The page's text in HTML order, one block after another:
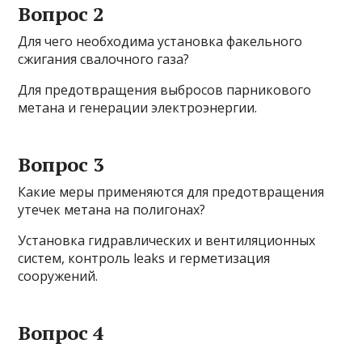
Вопрос 2
Для чего необходима установка факельного
сжигания свалочного газа?
Для предотвращения выбросов парникового
метана и генерации электроэнергии.
Вопрос 3
Какие меры применяются для предотвращения
утечек метана на полигонах?
Установка гидравлических и вентиляционных
систем, контроль leaks и герметизация
сооружений.
Вопрос 4